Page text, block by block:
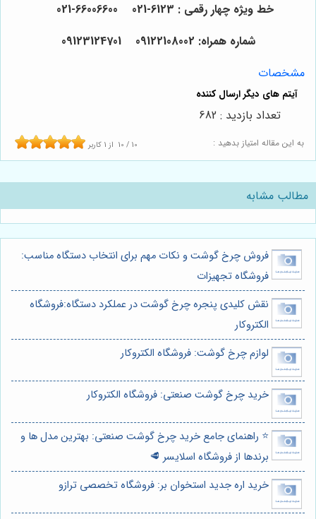
خط ویژه چهار رقمی : 6123-021 66006600-021
شماره همراه: 09122108002 09123124701
مشخصات
به این مقاله امتیاز بدهید : 10 / 10 از 1 کاربر
تعداد بازدید : 682
مطالب مشابه
فروش چرخ گوشت و نکات مهم برای انتخاب دستگاه مناسب:
فروشگاه تجهیزات
نقش کلیدی پنجره چرخ گوشت در عملکرد دستگاه:فروشگاه
الکتروکار
لوازم چرخ گوشت: فروشگاه الکتروکار
خرید چرخ گوشت صنعتی: فروشگاه الکتروکار
⭐️ راهنمای جامع خرید چرخ گوشت صنعتی: بهترین مدل ها و
برندها از فروشگاه اسلایسر 🥩
خرید اره جدید استخوان بر: فروشگاه تخصصی ترازو